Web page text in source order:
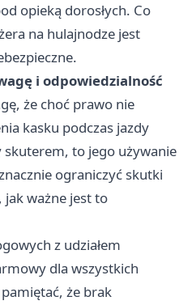
opieką dorosłych. Co
na hulajnodze jest
i odpowiedzialność
że choć prawo nie
kasku podczas jazdy
to jego używanie
ograniczyć skutki
jak ważne jest to
z udziałem
dla wszystkich
że brak